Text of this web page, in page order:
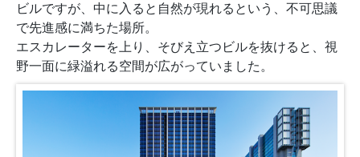
ビルですが、中に入ると自然が現れるという、不可思議
で先進感に満ちた場所。
エスカレーターを上り、そびえ立つビルを抜けると、視
野一面に緑溢れる空間が広がっていました。